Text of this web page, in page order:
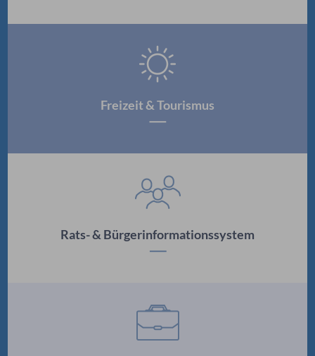
Freizeit & Tourismus
Rats- & Bürgerinformationssystem